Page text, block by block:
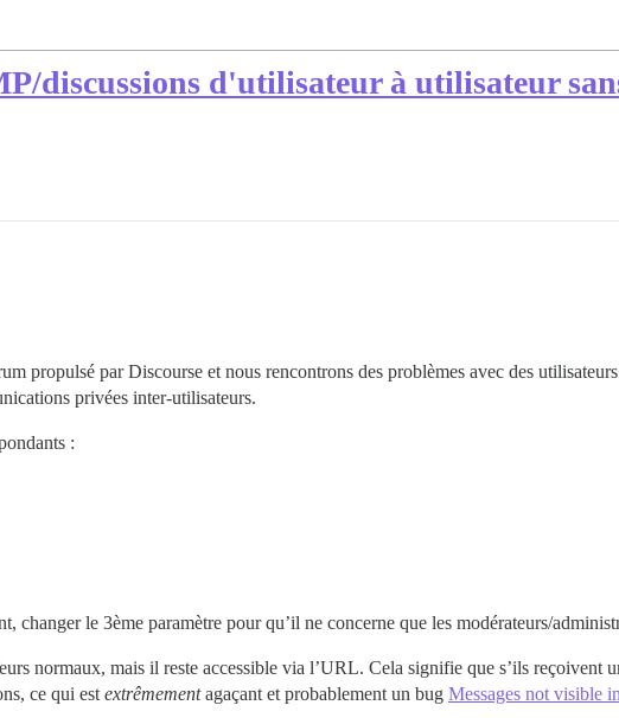
discussions d'utilisateur à utilisateur
propulsé par Discourse et nous rencontrons des problèmes avec des
privées inter-utilisateurs.
:
le 3ème paramètre pour qu’il ne concerne que les modérateurs/
normaux, mais il reste accessible via l’URL. Cela signifie que s’ils reçoivent
ce qui est extrêmementagaçant et probablement un bug Messages not visible